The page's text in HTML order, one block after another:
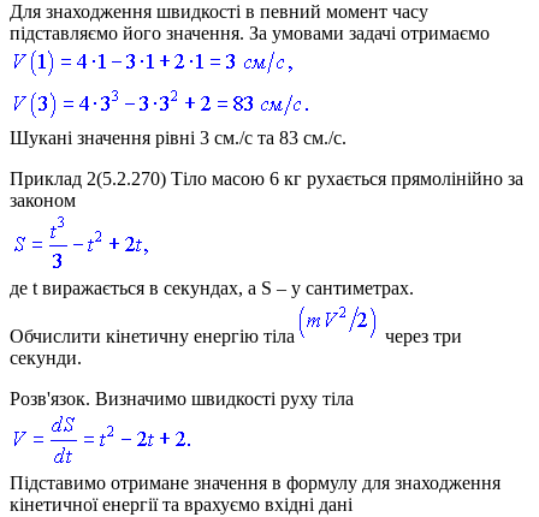
Для знаходження швидкості в певний момент часу
підставляємо його значення. За умовами задачі отримаємо
Шукані значення рівні 3 см./с та 83 см./с.
Приклад 2(5.2.270) Тіло масою 6 кг рухається прямолінійно за
законом
де t виражається в секундах, а S – у сантиметрах.
Обчислити кінетичну енергію тіла
через три
секунди.
Розв'язок. Визначимо швидкості руху тіла
Підставимо отримане значення в формулу для знаходження
кінетичної енергії та врахуємо вхідні дані